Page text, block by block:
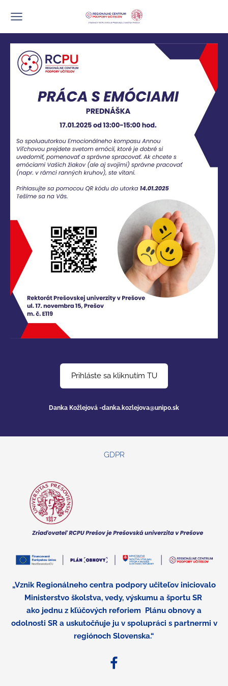
Prihláste sa kliknutím TU
Danka Kožlejová -danka.kozlejova@unipo.sk
GDPR
„Vznik Regionálneho centra podpory učiteľov iniciovalo
Ministerstvo školstva, vedy, výskumu a športu SR
ako jednu z kľúčových reforiem Plánu obnovy a
odolnosti SR a uskutočňuje ju v spolupráci s partnermi v
regiónoch Slovenska.“